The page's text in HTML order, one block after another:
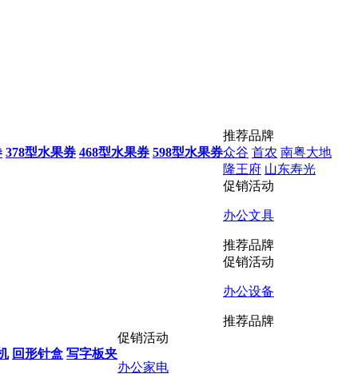
378型水果券 468型水果券 598型水果券
推荐品牌
众谷 首农 南粤大地
隆王府 山东寿光
促销活动
办公文具
回形针盒 写字板夹
推荐品牌
促销活动
办公设备
推荐品牌
促销活动
办公家电